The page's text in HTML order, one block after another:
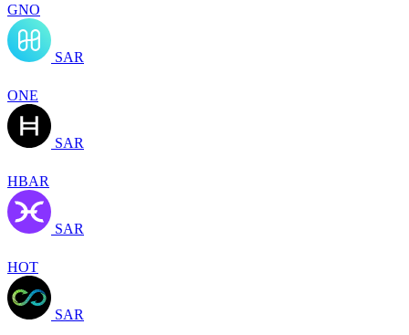
GNO
SAR
ONE
SAR
HBAR
SAR
HOT
SAR